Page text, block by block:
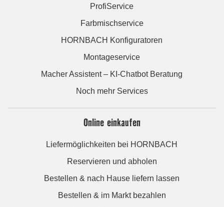
ProfiService
Farbmischservice
HORNBACH Konfiguratoren
Montageservice
Macher Assistent – KI-Chatbot Beratung
Noch mehr Services
Online einkaufen
Liefermöglichkeiten bei HORNBACH
Reservieren und abholen
Bestellen & nach Hause liefern lassen
Bestellen & im Markt bezahlen